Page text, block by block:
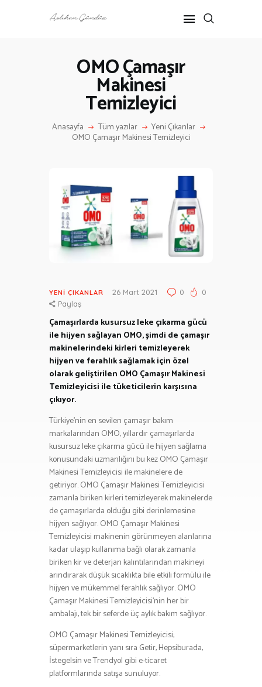
OMO Çamaşır
Makinesi
Temizleyici
Anasayfa Tüm yazılar Yeni Çıkanlar
OMO Çamaşır Makinesi Temizleyici
ANASAYFA
RÖPORTAJ
ANNE-ÇOCUK
KÜLTÜR SANAT
YENI ÇIKANLAR 26 Mart 2021 0
0
Paylaş
Çamaşırlarda kusursuz leke çıkarma gücü
ile hijyen sağlayan OMO, şimdi de çamaşır
makinelerindeki kirleri temizleyerek
hijyen ve ferahlık sağlamak için özel
olarak geliştirilen OMO Çamaşır Makinesi
Temizleyicisi ile tüketicilerin karşısına
çıkıyor.
Türkiye’nin en sevilen çamaşır bakım
markalarından OMO, yıllardır çamaşırlarda
kusursuz leke çıkarma gücü ile hijyen sağlama
konusundaki uzmanlığını bu kez OMO Çamaşır
Makinesi Temizleyicisi ile makinelere de
getiriyor. OMO Çamaşır Makinesi Temizleyicisi
zamanla biriken kirleri temizleyerek makinelerde
de çamaşırlarda olduğu gibi derinlemesine
hijyen sağlıyor. OMO Çamaşır Makinesi
Temizleyicisi makinenin görünmeyen alanlarına
kadar ulaşıp kullanıma bağlı olarak zamanla
biriken kir ve deterjan kalıntılarından makineyi
arındırarak düşük sıcaklıkta bile etkili formülü ile
hijyen ve mükemmel ferahlık sağlıyor. OMO
Çamaşır Makinesi Temizleyicisi’nin her bir
ambalajı, tek bir seferde üç aylık bakım sağlıyor.
OMO Çamaşır Makinesi Temizleyicisi;
süpermarketlerin yanı sıra Getir, Hepsiburada,
İstegelsin ve Trendyol gibi e-ticaret
platformlarında satışa sunuluyor.